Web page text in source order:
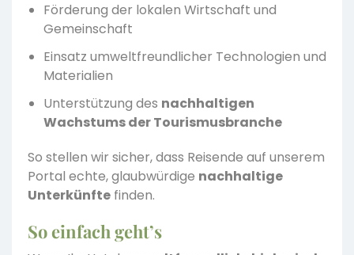
Förderung der lokalen Wirtschaft und
Gemeinschaft
Einsatz umweltfreundlicher Technologien und
Materialien
Unterstützung des nachhaltigen
Wachstums der Tourismusbranche
So stellen wir sicher, dass Reisende auf unserem
Portal echte, glaubwürdige nachhaltige
Unterkünfte finden.
So einfach geht’s